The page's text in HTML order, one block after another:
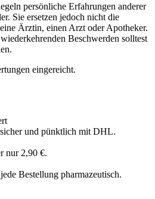
persönliche Erfahrungen anderer
Sie ersetzen jedoch nicht die
Ärztin, einen Arzt oder Apotheker.
Beschwerden solltest
eingereicht.
und pünktlich mit DHL.
nur 2,90 €.
jede Bestellung pharmazeutisch.